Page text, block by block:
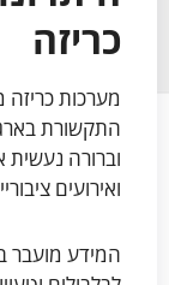
כריזה
מערכות
התקשורת
וברורה
ואירועים
המידע מועבר